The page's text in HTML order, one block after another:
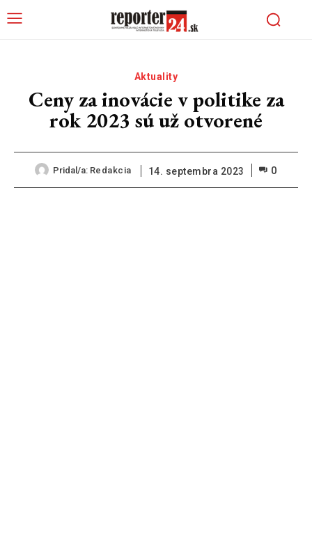
Aktuality
Ceny za inovácie v politike za
rok 2023 sú už otvorené
Pridal/a: Redakcia 14. septembra 2023 0